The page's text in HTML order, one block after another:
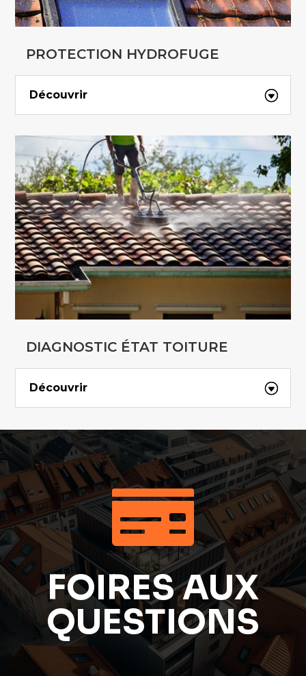
PROTECTION HYDROFUGE
Découvrir
DIAGNOSTIC ÉTAT TOITURE
Découvrir

FOIRES AUX
QUESTIONS